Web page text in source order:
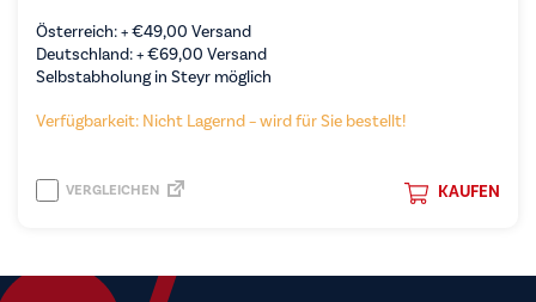
Österreich: +€49,00 Versand
Deutschland: +€69,00 Versand
Selbstabholung in Steyr möglich
Verfügbarkeit: Nicht Lagernd – wird für Sie bestellt!
KAUFEN
VERGLEICHEN